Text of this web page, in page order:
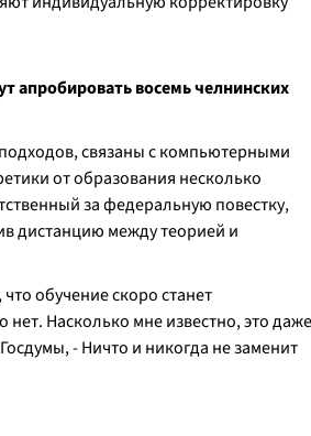
апробировать восемь челнинских
связаны с компьютерными
от образования несколько
за федеральную повестку,
дистанцию между теорией и
обучение скоро станет
Насколько мне известно, это даже
- Ничто и никогда не заменит